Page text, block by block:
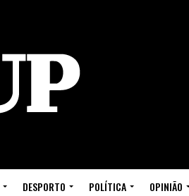
DESPORTO POLÍTICA OPINIÃO